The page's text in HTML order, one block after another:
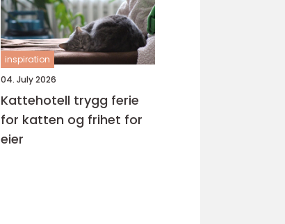
inspiration
04. July 2026
Kattehotell trygg ferie
for katten og frihet for
eier